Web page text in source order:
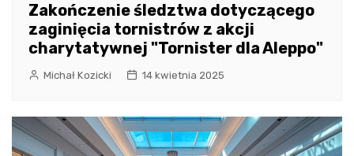
Zakończenie śledztwa dotyczącego
zaginięcia tornistrów z akcji
charytatywnej "Tornister dla Aleppo"
Michał Kozicki 14 kwietnia 2025